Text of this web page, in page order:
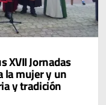
XVII Jornadas
la mujer y un
y tradición